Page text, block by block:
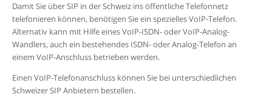
Damit Sie über SIP in der Schweiz ins öffentliche Telefonnetz
telefonieren können, benötigen Sie ein spezielles VoIP-Telefon.
Alternativ kann mit Hilfe einesVoIP-ISDN- oder VoIP-Analog-
Wandlers, auch ein bestehendes ISDN- oder Analog-Telefon an
einem VoIP-Anschluss betrieben werden.
Einen VoIP-Telefonanschluss können Sie bei unterschiedlichen
Schweizer SIP Anbietern bestellen.